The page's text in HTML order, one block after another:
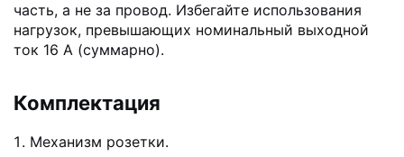
часть, а не за провод. Избегайте использования
нагрузок, превышающих номинальный выходной
ток 16 А (суммарно).
Комплектация
Механизм розетки.